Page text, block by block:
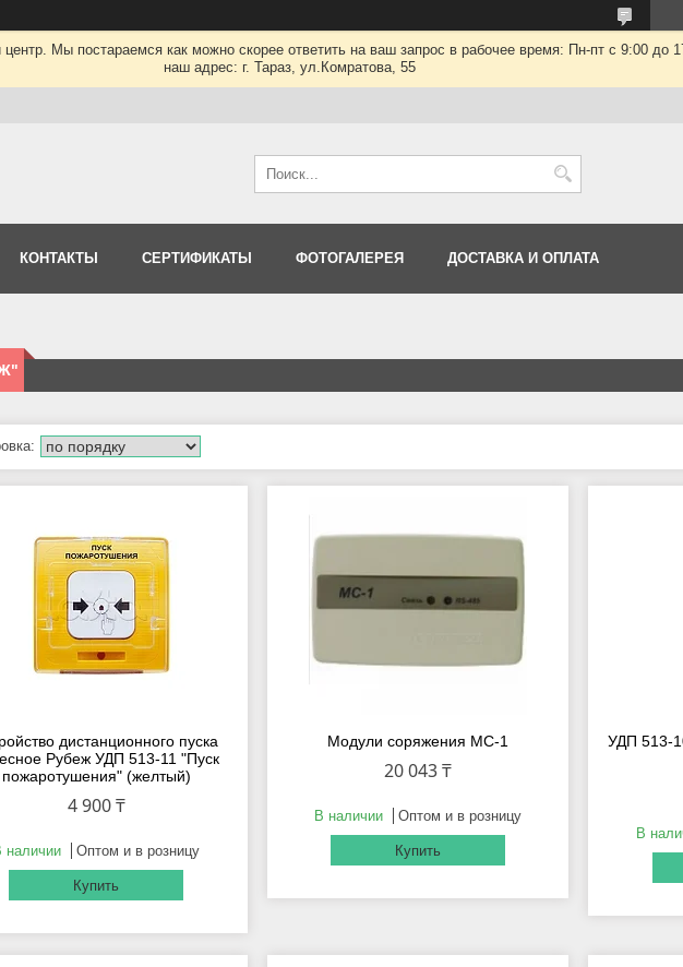
Мы постараемся как можно скорее ответить на ваш запрос в рабочее время: Пн-пт с 9:00 до
наш адрес: г. Тараз, ул.Комратова, 55
КОНТАКТЫ СЕРТИФИКАТЫ ФОТОГАЛЕРЕЯ ДОСТАВКА И ОПЛАТА
дистанционного пуска
Рубеж УДП 513-11 "Пуск
пожаротушения" (желтый)
4 900 ₸
наличии Оптом и в розницу
Купить
Модули соряжения МС-1
20 043 ₸
В наличии Оптом и в розницу
Купить
УДП 513-
В